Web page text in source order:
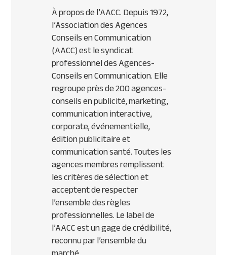
À propos de l’AACC. Depuis 1972,
l’Association des Agences
Conseils en Communication
(AACC) est le syndicat
professionnel des Agences-
Conseils en Communication. Elle
regroupe près de 200 agences-
conseils en publicité, marketing,
communication interactive,
corporate, événementielle,
édition publicitaire et
communication santé. Toutes les
agences membres remplissent
les critères de sélection et
acceptent de respecter
l’ensemble des règles
professionnelles. Le label de
l’AACC est un gage de crédibilité,
reconnu par l’ensemble du